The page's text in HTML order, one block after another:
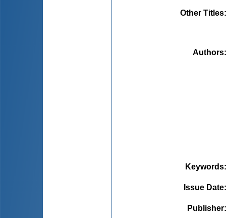
Other Titles
Authors
Keywords
Issue Date
Publisher